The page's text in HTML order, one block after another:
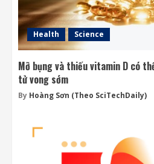
Health Science
Mỡ bụng và thiếu vitamin D có
tử vong sớm
By Hoàng Sơn (Theo SciTechDaily)